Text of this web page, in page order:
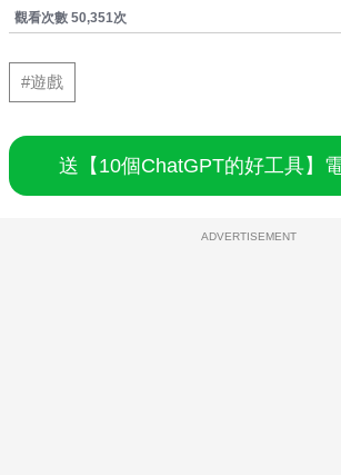
觀看次數 50,351次
#遊戲
送【10個ChatGPT的好工具】
ADVERTISEMENT